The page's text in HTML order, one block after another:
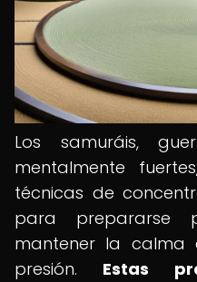
Los samuráis,
mentalmente
técnicas de
para
mantener la calma
presión. Estas